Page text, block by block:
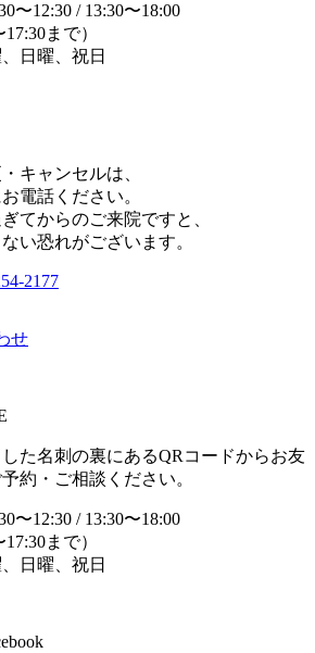
〜12:30 / 13:30〜18:00
まで）
日曜、祝日
キャンセルは、
電話ください。
てからのご来院ですと、
い恐れがございます。
2177
せ
た名刺の裏にあるQRコードからお友
約・ご相談ください。
〜12:30 / 13:30〜18:00
まで）
日曜、祝日